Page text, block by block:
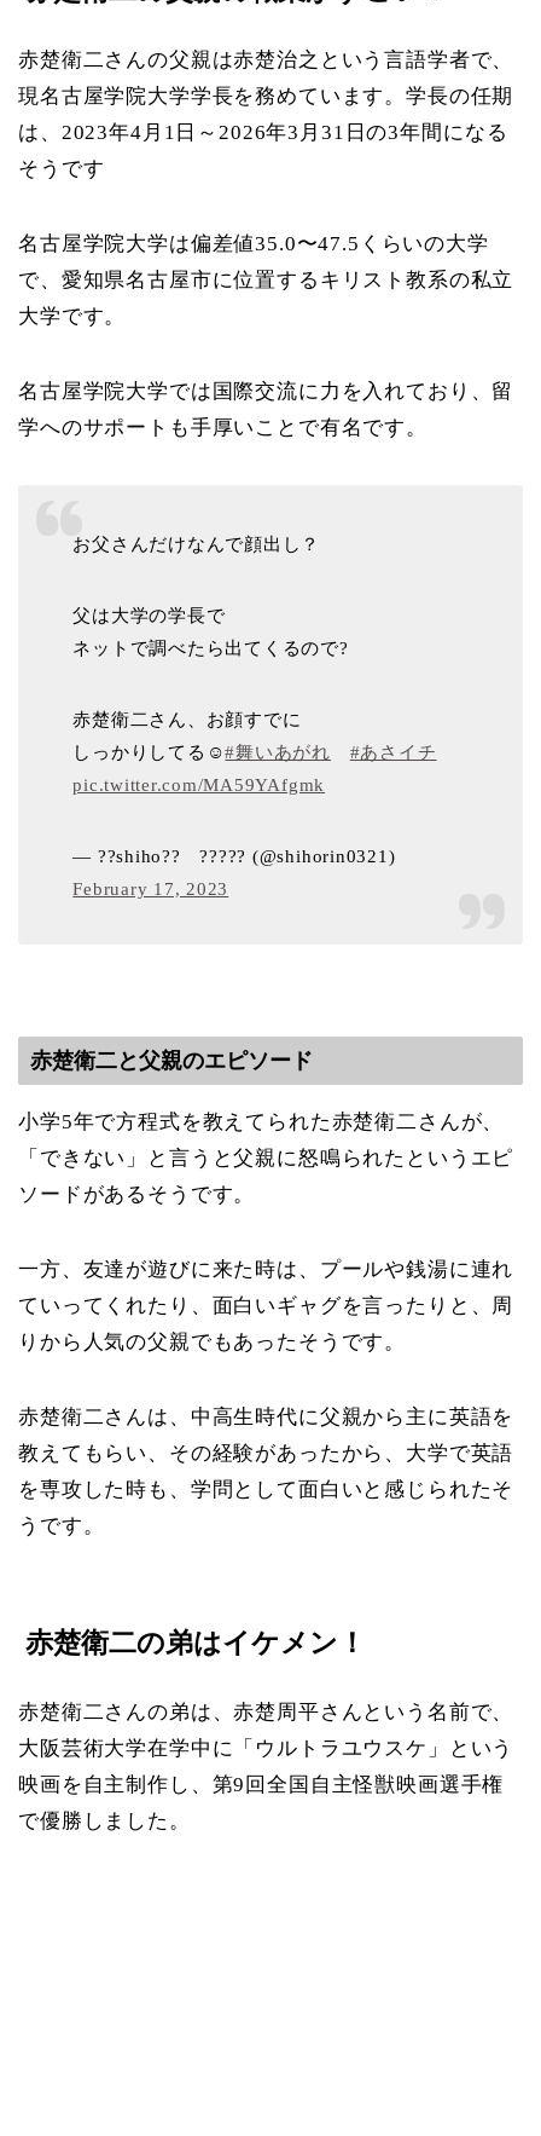
赤楚衛二さんの父親は赤楚治之という言語学者で、
現名古屋学院大学学長を務めています。学長の任期
は、2023年4月1日～2026年3月31日の3年間になる
そうです
名古屋学院大学は偏差値35.0〜47.5くらいの大学
で、愛知県名古屋市に位置するキリスト教系の私立
大学です。
名古屋学院大学では国際交流に力を入れており、留
学へのサポートも手厚いことで有名です。
お父さんだけなんで顔出し？
父は大学の学長で
ネットで調べたら出てくるので?
赤楚衛二さん、お顔すでに
しっかりしてる☺️#舞いあがれ
#あさイチ
pic.twitter.com/MA59YAfgmk
— ??shiho?? ????? (@shihorin0321)
February 17, 2023
赤楚衛二と父親のエピソード
小学5年で方程式を教えてられた赤楚衛二さんが、
「できない」と言うと父親に怒鳴られたというエピ
ソードがあるそうです。
一方、友達が遊びに来た時は、プールや銭湯に連れ
ていってくれたり、面白いギャグを言ったりと、周
りから人気の父親でもあったそうです。
赤楚衛二さんは、中高生時代に父親から主に英語を
教えてもらい、その経験があったから、大学で英語
を専攻した時も、学問として面白いと感じられたそ
うです。
赤楚衛二の弟はイケメン！
赤楚衛二さんの弟は、赤楚周平さんという名前で、
大阪芸術大学在学中に「ウルトラユウスケ」という
映画を自主制作し、第9回全国自主怪獣映画選手権
で優勝しました。